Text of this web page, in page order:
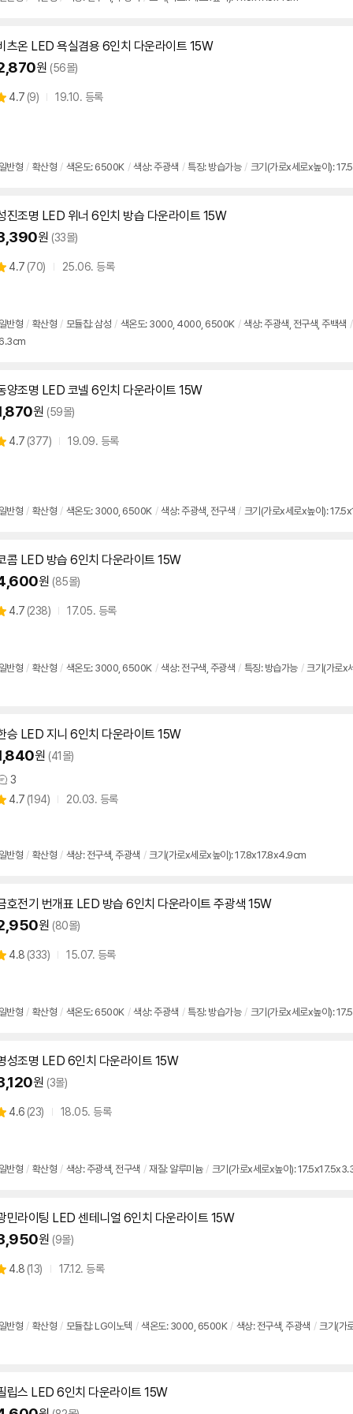
츠온 LED 욕실겸용 6인치 다운라이트 15W
원 (56몰)
4.7 (상
9) 19.10. 등록
반형 / 확산형 / 색온도: 6500K / 색상: 주광색 / 특징: 방습가능 / 크기(가로x세로x높이):
진조명 LED 위너 6인치 방습 다운라이트 15W
원 (33몰)
4.7 (상
뷰
70) 25.06. 등록
반형 / 확산형 / 모듈칩: 삼성 / 색온도: 3000, 4000, 6500K / 색상: 주광색, 전구색, 주백색 /
양조명 LED 코넬 6인치 다운라이트 15W
원 (59몰)
4.7 (상
377) 19.09. 등록
반형 / 확산형 / 색온도: 3000, 6500K / 색상: 주광색, 전구색 / 크기(가로x세로x높이):
콤 LED 방습 6인치 다운라이트 15W
원 (85몰)
4.7 (상
뷰
238) 17.05. 등록
반형 / 확산형 / 색온도: 3000, 6500K / 색상: 전구색, 주광색 / 특징: 방습가능 / 크기(가로x
승 LED 지니 6인치 다운라이트 15W
원 (41몰)
3
4.7 (상
뷰
194) 20.03. 등록
반형 / 확산형 / 색상: 전구색, 주광색 / 크기(가로x세로x높이): 17.8x17.8x4.9cm
호전기 번개표 LED 방습 6인치 다운라이트 주광색 15W
원 (80몰)
4.8 (상
뷰
333) 15.07. 등록
반형 / 확산형 / 색온도: 6500K / 색상: 주광색 / 특징: 방습가능 / 크기(가로x세로x높이):
성조명 LED 6인치 다운라이트 15W
원 (3몰)
4.6 (상
뷰
23) 18.05. 등록
반형 / 확산형 / 색상: 주광색, 전구색 / 재질: 알루미늄 / 크기(가로x세로x높이):
민라이팅 LED 센테니얼 6인치 다운라이트 15W
원 (9몰)
4.8 (상
뷰
13) 17.12. 등록
반형 / 확산형 / 모듈칩: LG이노텍 / 색온도: 3000, 6500K / 색상: 전구색, 주광색 / 크기(가
립스 LED 6인치 다운라이트 15W